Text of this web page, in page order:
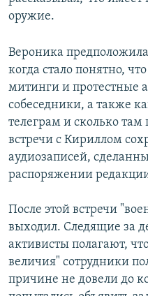
оружие.
Вероника
когда стало понятно,
митинги и протестные
собеседники, а также
телеграм и сколько
встречи с Кириллом
аудиозаписей,
распоряжении
После этой встречи
выходил. Следящие за
активисты полагают,
величия" сотрудники
причине не довели до